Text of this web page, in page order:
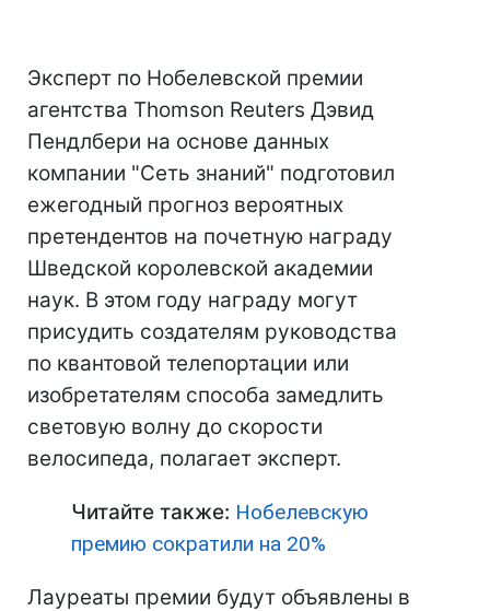
Эксперт по Нобелевской премии
агентства Thomson Reuters Дэвид
Пендлбери на основе данных
компании "Сеть знаний" подготовил
ежегодный прогноз вероятных
претендентов на почетную награду
Шведской королевской академии
наук. В этом году награду могут
присудить создателям руководства
по квантовой телепортации или
изобретателям способа замедлить
световую волну до скорости
велосипеда, полагает эксперт.
Читайте также: Нобелевскую
премию сократили на 20%
Лауреаты премии будут объявлены в